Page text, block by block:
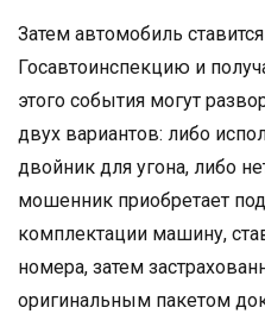
Затем автомобиль
Госавтоинспекцию и
этого события могут
двух вариантов: либо
двойник для угона, либо
мошенник приобретает
комплектации машину,
номера, затем
оригинальным пакетом